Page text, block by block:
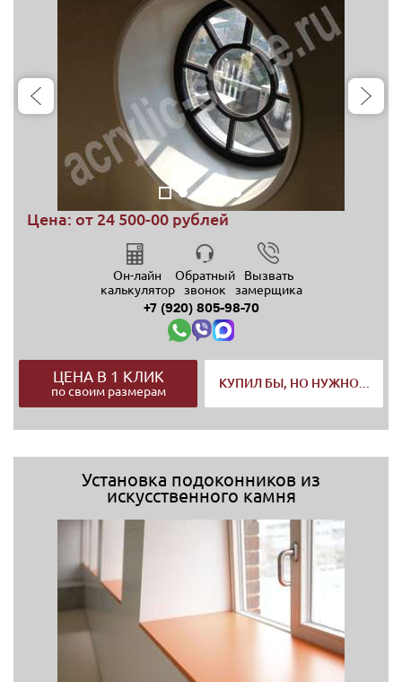
Цена: от 24 500-00 рублей
Он-лайн
калькулятор
Обратный
звонок
Вызвать
замерщика
+7 (920) 805-98-70
ЦЕНА В 1 КЛИК
по своим размерам
КУПИЛ БЫ, НО НУЖНО...
Установка подоконников из
искусственного камня